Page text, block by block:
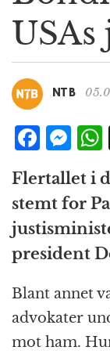
NTB
F
c
e
b
o
o
k
M
ss
e
n
g
e
r
h
Flertallet i
stemt for
president
Blant annet
advokater
mot ham.